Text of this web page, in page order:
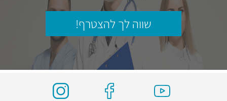
שווה לך להצטרף!